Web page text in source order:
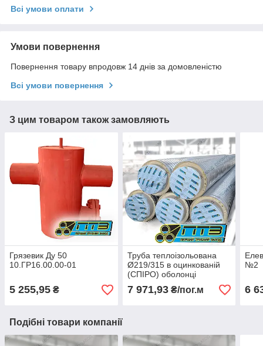
Всі умови оплати
Умови повернення
Повернення товару впродовж 14 днів за домовленістю
Всі умови повернення
З цим товаром також замовляють
Грязевик Ду 50
10.ГР16.00.00-01
5 255,95 ₴
Труба теплоізольована
Ø219/315 в оцинкованій
(СПІРО) оболонці
7 971,93₴/пог.м
№2
6
Подібні товари компанії